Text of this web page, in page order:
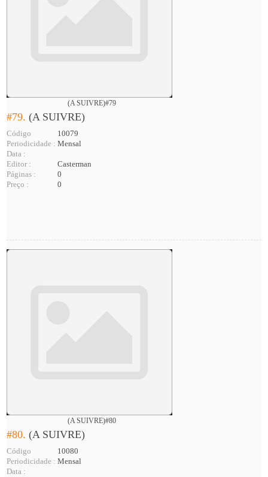
(A SUIVRE)#79
#79.(A SUIVRE)
Código
10079
Periodicidade : Mensal
Data :
Editor :
Casterman
Páginas :
0
Preço :
0
(A SUIVRE)#80
#80.(A SUIVRE)
Código
10080
Periodicidade : Mensal
Data :